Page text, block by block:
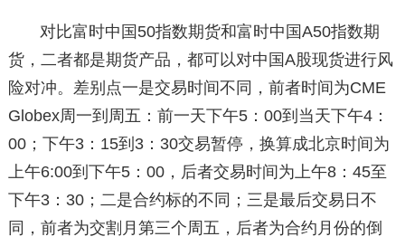
对比富时中国50指数期货和富时中国A50指数期
货，二者都是期货产品，都可以对中国A股现货进行风
险对冲。差别点一是交易时间不同，前者时间为CME
Globex周一到周五：前一天下午5：00到当天下午4：
00；下午3：15到3：30交易暂停，换算成北京时间为
上午6:00到下午5：00，后者交易时间为上午8：45至
下午3：30；二是合约标的不同；三是最后交易日不
同，前者为交割月第三个周五，后者为合约月份的倒